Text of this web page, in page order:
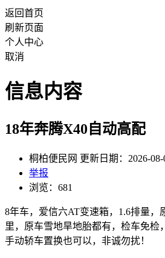
返回首页
刷新页面
个人中心
取消
信息内容
18年奔腾X40自动高配
桐柏便民网 更新日期：2026-08-
举报
浏览：681
8年车，爱信六AT变速箱，1.6排量，
里，原车雪地旱地胎都有，检车免检
手动轿车置换也可以，非诚勿扰！